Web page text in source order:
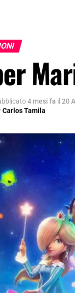
4 mesi fa il 20
Carlos Tamila